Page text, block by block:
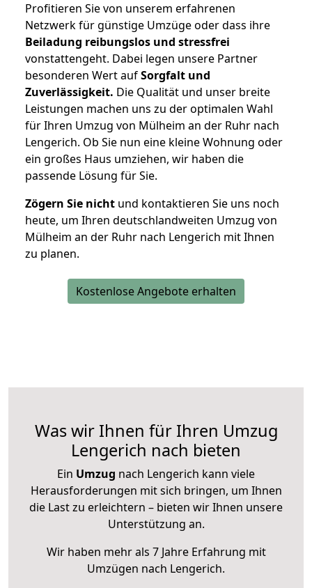
Profitieren Sie von unserem erfahrenen
Netzwerk für günstige Umzüge oder dass ihre
Beiladung reibungslos und stressfrei
vonstattengeht. Dabei legen unsere Partner
besonderen Wert aufSorgfalt und
Zuverlässigkeit. Die Qualität und unser breite
Leistungen machen uns zu der optimalen Wahl
für Ihren Umzug von Mülheim an der Ruhr nach
Lengerich. Ob Sie nun eine kleine Wohnung oder
ein großes Haus umziehen, wir haben die
passende Lösung für Sie.
Zögern Sie nicht und kontaktieren Sie uns noch
heute, um Ihren deutschlandweiten Umzug von
Mülheim an der Ruhr nach Lengerich mit Ihnen
zu planen.
Kostenlose Angebote erhalten
Was wir Ihnen für Ihren Umzug
Lengerich nach bieten
Ein Umzug nach Lengerich kann viele
Herausforderungen mit sich bringen, um Ihnen
die Last zu erleichtern – bieten wir Ihnen unsere
Unterstützung an.
Wir haben mehr als 7 Jahre Erfahrung mit
Umzügen nach Lengerich.